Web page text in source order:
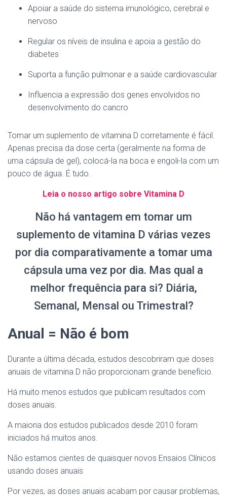
Apoiar a saúde do sistema imunológico, cerebral e
nervoso
Regular os níveis de insulina e apoia a gestão do
diabetes
Suporta a função pulmonar e a saúde cardiovascular
Influencia a expressão dos genes envolvidos no
desenvolvimento do cancro
Tomar um suplemento de vitamina D corretamente é fácil.
Apenas precisa da dose certa (geralmente na forma de
uma cápsula de gel), colocá-la na boca e engoli-la com um
pouco de água. É tudo.
Leia o nosso artigo sobre Vitamina D
Não há vantagem em tomar um
suplemento de vitamina D várias vezes
por dia comparativamente a tomar uma
cápsula uma vez por dia. Mas qual a
melhor frequência para si? Diária,
Semanal, Mensal ou Trimestral?
Anual = Não é bom
Durante a última década, estudos descobriram que doses
anuais de vitamina D não proporcionam grande benefício.
Há muito menos estudos que publicam resultados com
doses anuais.
A maioria dos estudos publicados desde 2010 foram
iniciados há muitos anos.
Não estamos cientes de quaisquer novos Ensaios Clínicos
usando doses anuais
Por vezes, as doses anuais acabam por causar problemas,